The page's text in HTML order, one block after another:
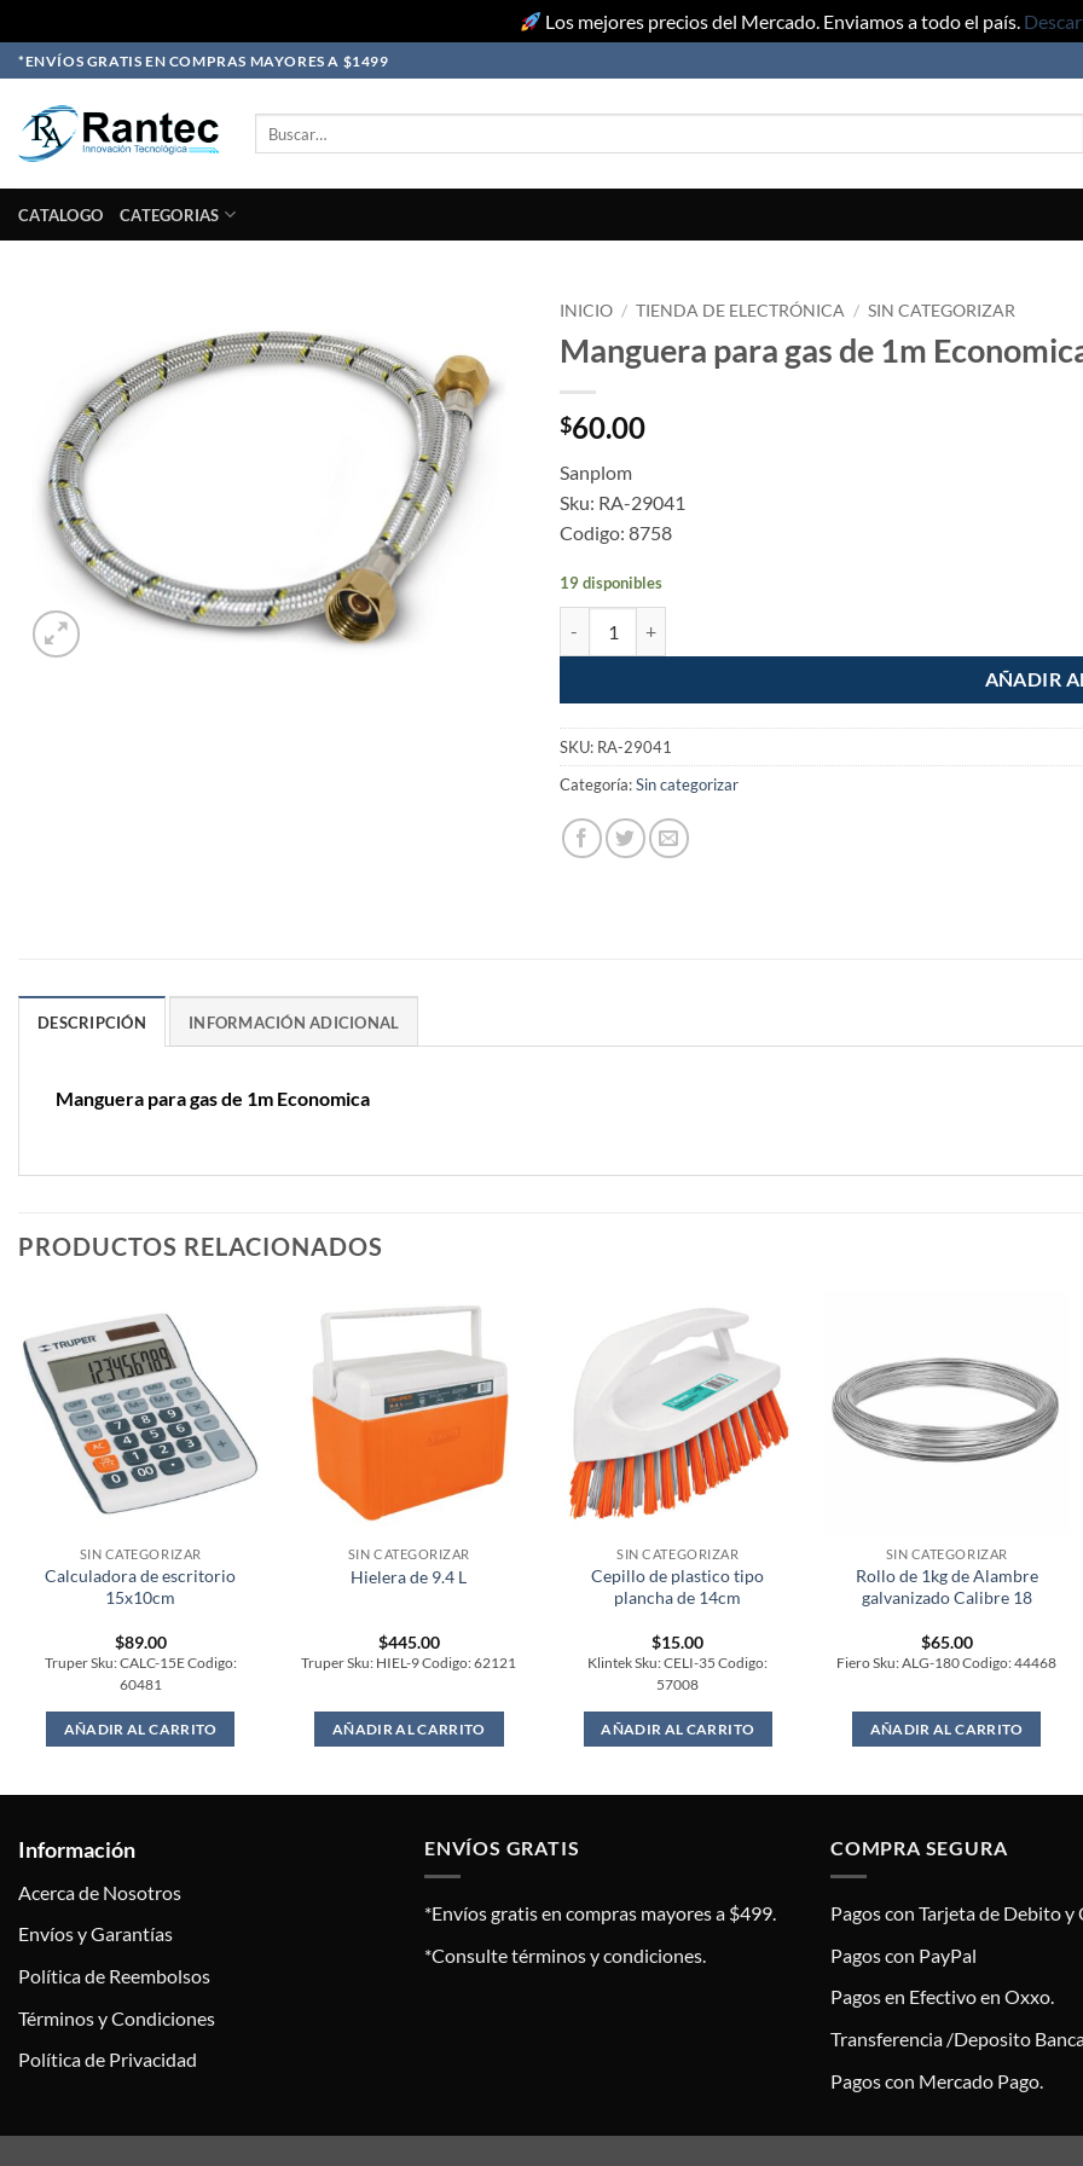
Los mejores precios del Mercado. Enviamos a todo el país.
Skip
to
content
*ENVÍOS GRATIS EN COMPRAS MAYORES A $1499
CATALOGO CATEGORIAS
INICIO / TIENDA DE ELECTRÓNICA / SIN CATEGORIZAR
Manguera para gas de 1m
$60.00
Sanplom
Sku: RA-29041
Codigo: 8758
19 disponibles
AÑADIR
SKU: RA-29041
Categoría:Sin categorizar
DESCRIPCIÓN INFORMACIÓN ADICIONAL
Manguera para gas de 1m Economica
PRODUCTOS RELACIONADOS
SIN CATEGORIZAR
Calculadora de escritorio
15x10cm
$89.00
Truper Sku: CALC-15E Codigo:
60481
AÑADIR AL CARRITO
SIN CATEGORIZAR
Hielera de 9.4 L
$445.00
Truper Sku: HIEL-9 Codigo: 62121
AÑADIR AL CARRITO
SIN CATEGORIZAR
Cepillo de plastico tipo
plancha de 14cm
$15.00
Klintek Sku: CELI-35 Codigo:
57008
AÑADIR AL CARRITO
SIN CATEGORIZAR
Rollo de 1kg de Alambre
galvanizado Calibre 18
$65.00
Fiero Sku: ALG-180 Codigo: 44468
AÑADIR AL CARRITO
Información
Acerca de Nosotros
Envíos y Garantías
Política de Reembolsos
Términos y Condiciones
Política de Privacidad
ENVÍOS GRATIS
*Envíos gratis en compras mayores a $499.
*Consulte términos y condiciones.
COMPRA SEGURA
Pagos con Tarjeta de Debito y
Pagos con PayPal
Pagos en Efectivo en Oxxo.
Transferencia /Deposito
Pagos con Mercado Pago.